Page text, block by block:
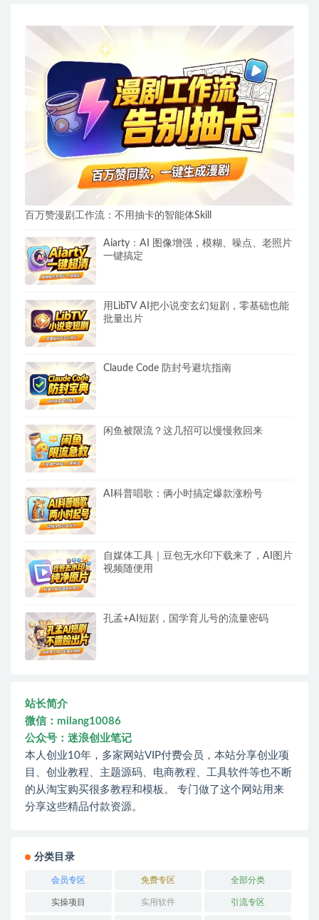
百万赞漫剧工作流：不用抽卡的智能体Skill
Aiarty：AI 图像增强，模糊、噪点、老照片
一键搞定
用LibTV AI把小说变玄幻短剧，零基础也能
批量出片
Claude Code 防封号避坑指南
闲鱼被限流？这几招可以慢慢救回来
AI科普唱歌：俩小时搞定爆款涨粉号
自媒体工具｜豆包无水印下载来了，AI图片
视频随便用
孔孟+AI短剧，国学育儿号的流量密码
站长简介
微信：milang10086
公众号：迷浪创业笔记
本人创业10年，多家网站VIP付费会员，本站分享创业项
目、创业教程、主题源码、电商教程、工具软件等也不断
的从淘宝购买很多教程和模板。 专门做了这个网站用来
分享这些精品付款资源。
分类目录
会员专区 免费专区 全部分类
实操项目 实用软件 引流专区